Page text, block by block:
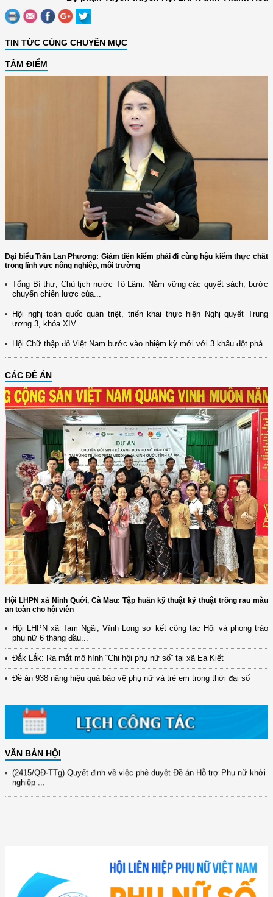
TIN TỨC CÙNG CHUYÊN MỤC
TÂM ĐIỂM
Đại biểu Trần Lan Phương: Giảm tiền kiểm phải đi cùng hậu kiểm thực chất
trong lĩnh vực nông nghiệp, môi trường
Tổng Bí thư, Chủ tịch nước Tô Lâm: Nắm vững các quyết sách, bước
chuyển chiến lược của...
Hội nghị toàn quốc quán triệt, triển khai thực hiện Nghị quyết Trung
ương 3, khóa XIV
Hội Chữ thập đỏ Việt Nam bước vào nhiệm kỳ mới với 3 khâu đột phá
CÁC ĐỀ ÁN
Hội LHPN xã Ninh Quới, Cà Mau: Tập huấn kỹ thuật kỹ thuật trồng rau màu
an toàn cho hội viên
Hội LHPN xã Tam Ngãi, Vĩnh Long sơ kết công tác Hội và phong trào
phụ nữ 6 tháng đầu...
Đắk Lắk: Ra mắt mô hình “Chi hội phụ nữ số” tại xã Ea Kiết
Đề án 938 nâng hiệu quả bảo vệ phụ nữ và trẻ em trong thời đại số
VĂN BẢN HỘI
(12/TB-HĐKH) V/v đăng ký, đề xuất nhiệm vụ Khoa học, công nghệ và
đổi mới ...
(898/KH/ĐCT) Kế hoạch thực hiện Quyết định số 2415/QĐ-TTg ngày
31/10/2025 ...
(417/QĐ-BNNMT) Quyết định phê duyệt Chương trình mục tiêu quốc gia
xây dựng ...
(891/KH-ĐCT) Kế hoạch thực hiện Nghị quyết số 72-NQ/TW ngày
(2415/QĐ-TTg) Quyết định về việc phê duyệt Đề án Hỗ trợ Phụ nữ khởi
nghiệp ...